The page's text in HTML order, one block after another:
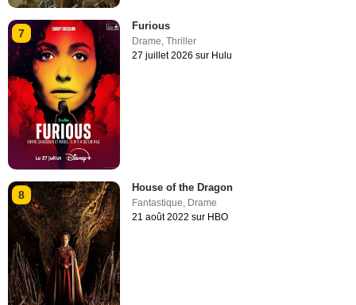
7
Furious
Drame,Thriller
27 juillet 2026 sur Hulu
8
House of the Dragon
Fantastique Drame
21 août 2022 sur HBO